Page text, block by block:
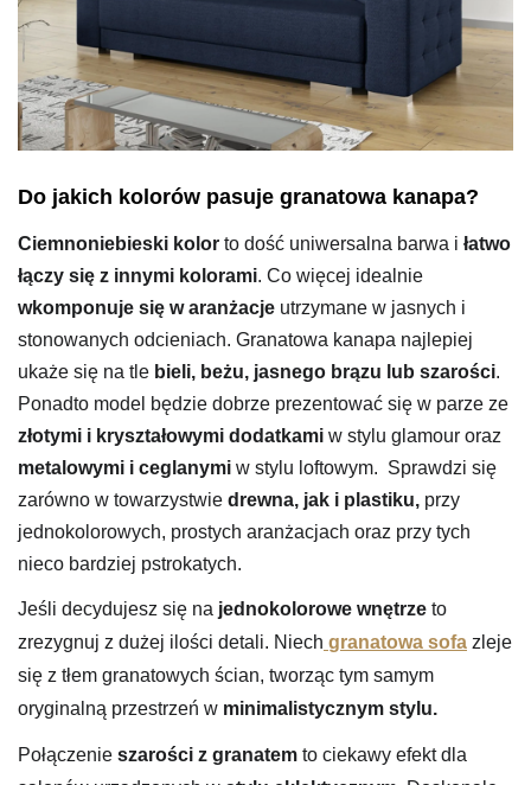
Do jakich kolorów pasuje granatowa kanapa?
Ciemnoniebieski kolor to dość uniwersalna barwa i łatwo
łączy się z innymi kolorami. Co więcej idealnie
wkomponuje się w aranżacje utrzymane w jasnych i
stonowanych odcieniach. Granatowa kanapa najlepiej
ukaże się na tle bieli, beżu, jasnego brązu lub szarości.
Ponadto model będzie dobrze prezentować się w parze ze
złotymi i kryształowymi dodatkami w stylu glamour oraz
metalowymi i ceglanymi w stylu loftowym. Sprawdzi się
zarówno w towarzystwie drewna, jak i plastiku, przy
jednokolorowych, prostych aranżacjach oraz przy tych
nieco bardziej pstrokatych.
Jeśli decydujesz się na jednokolorowe wnętrze to
zrezygnuj z dużej ilości detali. Niech granatowa sofa zleje
się z tłem granatowych ścian, tworząc tym samym
oryginalną przestrzeń w minimalistycznym stylu.
Połączenie szarości z granatem to ciekawy efekt dla